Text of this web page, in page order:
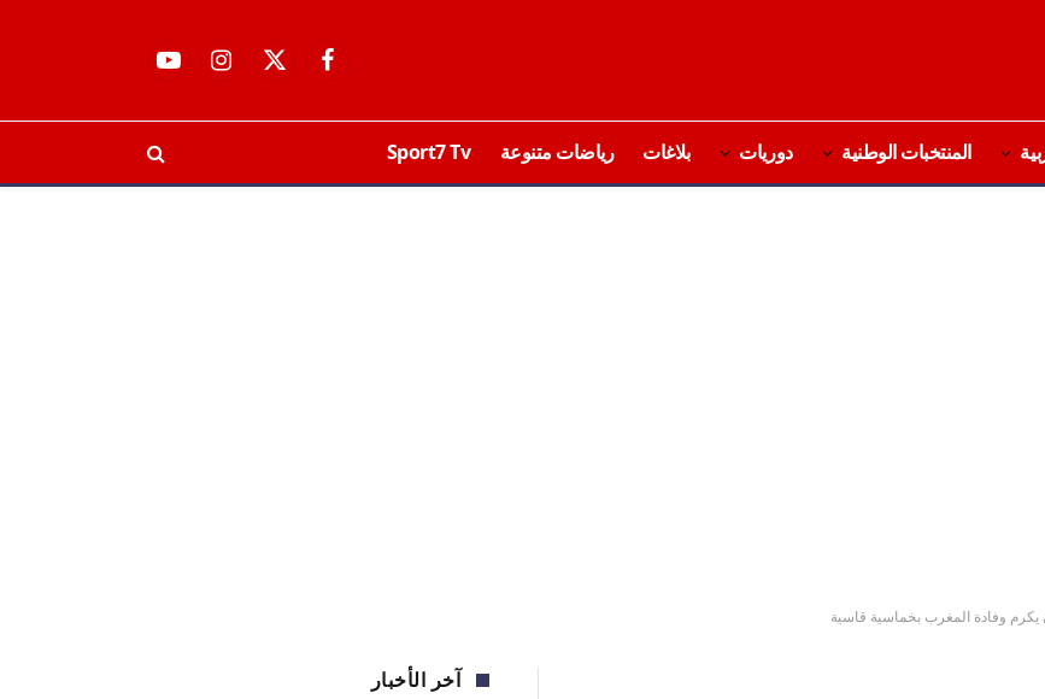
فيسبوكX
الانستغراميوتيوب
المنتخبات الوطنية دوريات بلاغات رياضات متنوعة Sport7 Tv
يكرم وفادة المغرب بخماسية قاسية
آخر الأخبار